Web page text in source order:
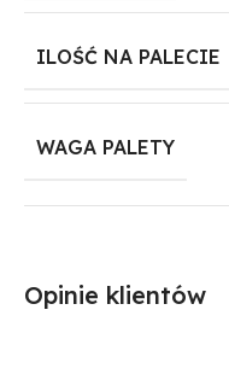
ILOŚĆ NA PALECIE
WAGA PALETY
Opinie klientów